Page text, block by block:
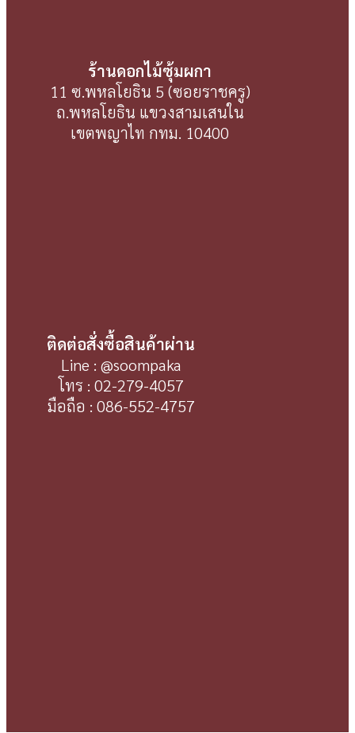
ร้านดอกไม้ซุ้มผกา
11 ซ.พหลโยธิน 5 (ซอยราชครู)
ถ.พหลโยธิน แขวงสามเสนใน
เขตพญาไท กทม. 10400
ติดต่อสั่งซื้อสินค้าผ่าน
Line : @soompaka
โทร : 02-279-4057
มือถือ : 086-552-4757